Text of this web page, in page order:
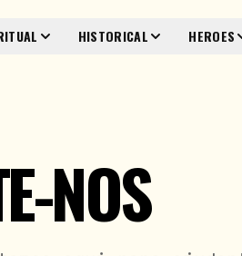
HISTORICAL HEROES
NOS